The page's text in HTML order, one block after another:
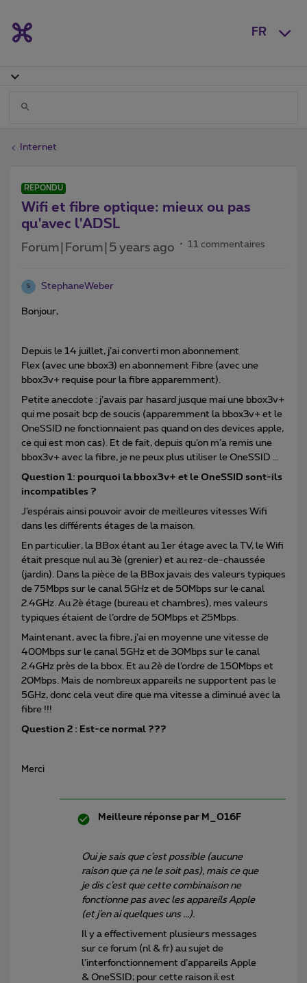
FR
Internet
RÉPONDU
Wifi et fibre optique: mieux ou pas
qu'avec l'ADSL
Forum|Forum|5 years ago 11 commentaires
S StephaneWeber
Bonjour,
Depuis le 14 juillet, j’ai converti mon abonnement
Flex (avec une bbox3) en abonnement Fibre (avec une
bbox3v+ requise pour la fibre apparemment).
Petite anecdote : j’avais par hasard jusque mai une bbox3v+
qui me posait bcp de soucis (apparemment la bbox3v+ et le
OneSSID ne fonctionnaient pas quand on des devices apple,
ce qui est mon cas). Et de fait, depuis qu’on m’a remis une
bbox3v+ avec la fibre, je ne peux plus utiliser le OneSSID …
Question 1: pourquoi la bbox3v+ et le OneSSID sont-ils
incompatibles ?
J’espérais ainsi pouvoir avoir de meilleures vitesses Wifi
dans les différents étages de la maison.
En particulier, la BBox étant au 1er étage avec la TV, le Wifi
était presque nul au 3è (grenier) et au rez-de-chaussée
(jardin). Dans la pièce de la BBox javais des valeurs typiques
de 75Mbps sur le canal 5GHz et de 50Mbps sur le canal
2.4GHz. Au 2è étage (bureau et chambres), mes valeurs
typiques étaient de l’ordre de 50Mbps et 25Mbps.
Maintenant, avec la fibre, j’ai en moyenne une vitesse de
400Mbps sur le canal 5GHz et de 30Mbps sur le canal
2.4GHz près de la bbox. Et au 2è de l’ordre de 150Mbps et
20Mbps. Mais de nombreux appareils ne supportent pas le
5GHz, donc cela veut dire que ma vitesse a diminué avec la
fibre !!!
Question 2 : Est-ce normal ???
Merci
Meilleure réponse par M_016F
Oui je sais que c’est possible (aucune
raison que ça ne le soit pas), mais ce que
je dis c’est que cette combinaison ne
fonctionne pas avec les appareils Apple
(et j’en ai quelques uns ...).
Il y a effectivement plusieurs messages
sur ce forum (nl & fr) au sujet de
l’interfonctionnement d’appareils Apple
& OneSSID; pour cette raison il est